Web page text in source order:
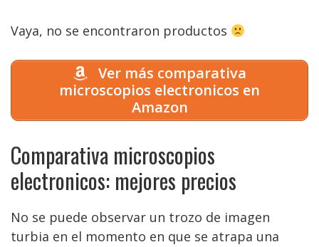
Vaya, no se encontraron productos
Ver más comparativa
microscopios electronicos en
Amazon
Comparativa microscopios
electronicos: mejores precios
No se puede observar un trozo de imagen
turbia en el momento en que se atrapa una